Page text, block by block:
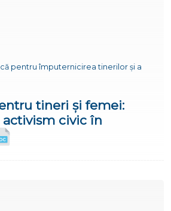
pentru împuternicirea tinerilor și a
tineri și femei:
civic în